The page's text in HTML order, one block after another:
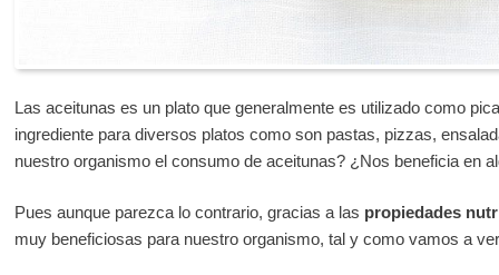
Las aceitunas es un plato que generalmente es utilizado como
ingrediente para diversos platos como son pastas, pizzas,
nuestro organismo el consumo de aceitunas? ¿Nos beneficia en
Pues aunque parezca lo contrario, gracias a las propiedades
muy beneficiosas para nuestro organismo, tal y como vamos a